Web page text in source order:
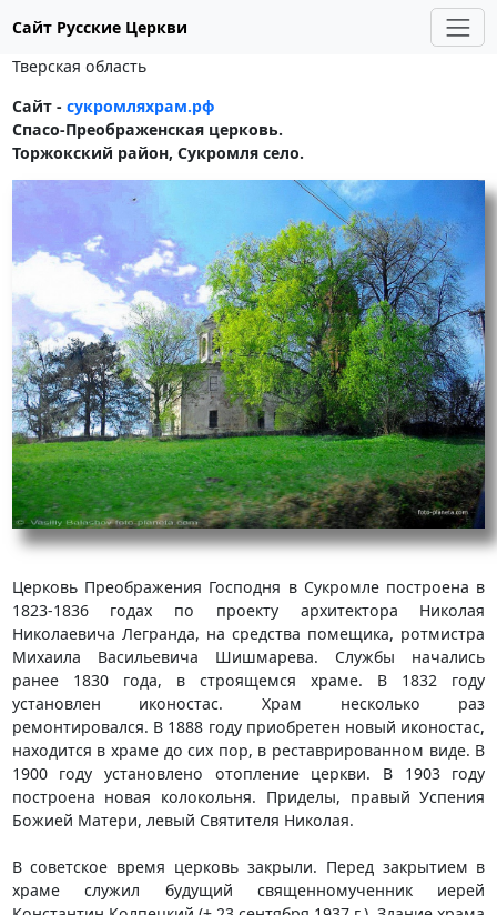
Сайт Русские Церкви
Тверская область
Сайт - сукромляхрам.рф
Спасо-Преображенская церковь.
Торжокский район, Сукромля село.
Церковь Преображения Господня в Сукромле построена в
1823-1836 годах по проекту архитектора Николая
Николаевича Легранда, на средства помещика, ротмистра
Михаила Васильевича Шишмарева. Службы начались
ранее 1830 года, в строящемся храме. В 1832 году
установлен иконостас. Храм несколько раз
ремонтировался. В 1888 году приобретен новый иконостас,
находится в храме до сих пор, в реставрированном виде. В
1900 году установлено отопление церкви. В 1903 году
построена новая колокольня. Приделы, правый Успения
Божией Матери, левый Святителя Николая.
В советское время церковь закрыли. Перед закрытием в
храме служил будущий священномученник иерей